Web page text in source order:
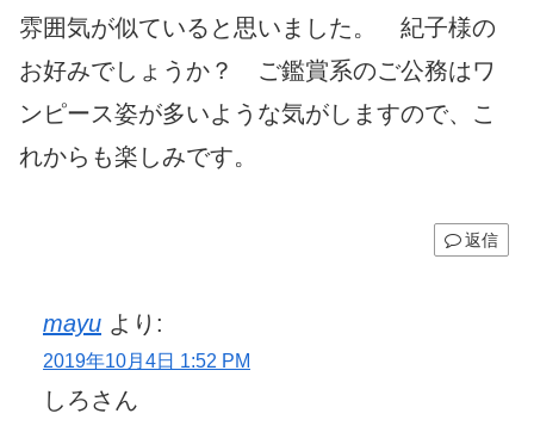
雰囲気が似ていると思いました。 紀子様の
お好みでしょうか？ ご鑑賞系のご公務はワ
ンピース姿が多いような気がしますので、こ
れからも楽しみです。
返信
mayu より:
2019年10月4日 1:52 PM
しろさん